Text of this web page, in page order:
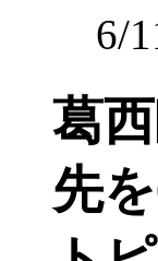
6/
葛
先